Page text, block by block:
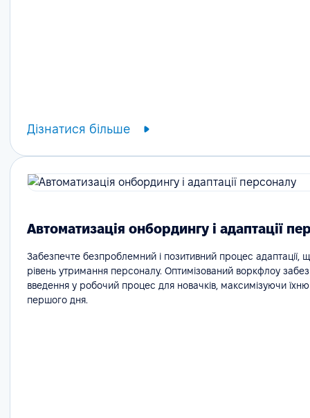
Дізнатися більше
Автоматизація онбордингу і адаптації
Забезпечте безпроблемний і позитивний процес адаптації,
рівень утримання персоналу. Оптимізований воркфлоу
введення у робочий процес для новачків, максимізуючи їхню
першого дня.